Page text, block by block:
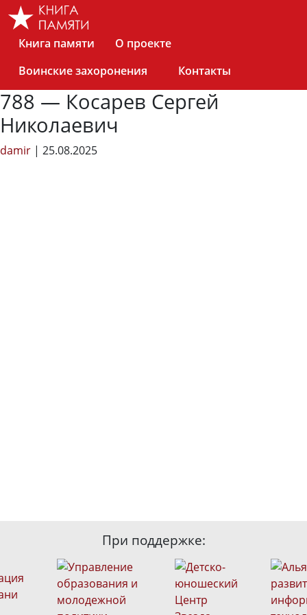
Skip
Книга памяти
О проекте
Воинские захоронения
Контакты
788 — Косарев Сергей
Николаевич
damir | 25.08.2025
При поддержке: